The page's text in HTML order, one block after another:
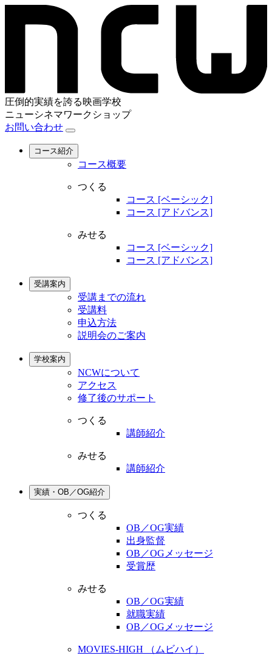
圧倒的実績を誇る映画学校
ニューシネマワークショップ
お問い合わせ
コース紹介
コース概要
つくる
コース [ベーシック]
コース [アドバンス]
みせる
コース [ベーシック]
コース [アドバンス]
受講案内
受講までの流れ
受講料
申込方法
説明会のご案内
学校案内
NCWについて
アクセス
修了後のサポート
つくる
講師紹介
みせる
講師紹介
実績・OB／OG紹介
つくる
OB／OG実績
出身監督
OB／OGメッセージ
受賞歴
みせる
OB／OG実績
就職実績
OB／OGメッセージ
MOVIES-HIGH （ムビハイ）